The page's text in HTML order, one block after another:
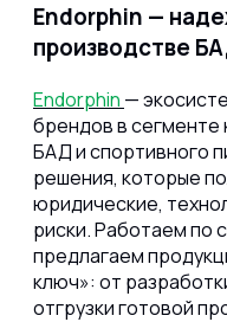
Endorphin —
производстве
Endorphin —
брендов в сегменте
БАД и спортивного
решения, которые
юридические,
риски. Работаем по
предлагаем
ключ»: от
отгрузки готовой